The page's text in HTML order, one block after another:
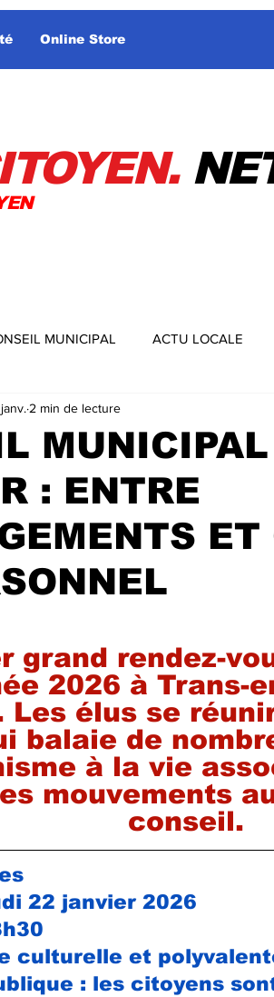
Online Store
MUNICIPAL ACTU LOCALE
TA GEULE BEAGLE !
ELECTIONS MUNICIPALES 2025
: ENTRE
ET
2 min de lecture
5.
grand rendez-
2026 à Trans-
Les élus se
balaie de
à la vie
mouvements
conseil.
22 janvier 2026
culturelle et
: les citoyens